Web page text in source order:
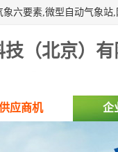
技（北京）有
应商机 企